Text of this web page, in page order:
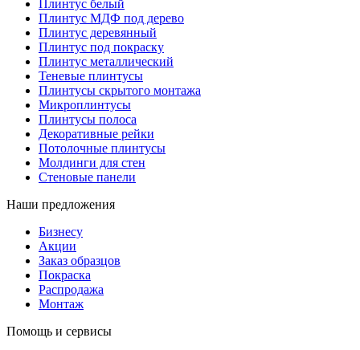
Плинтус белый
Плинтус МДФ под дерево
Плинтус деревянный
Плинтус под покраску
Плинтус металлический
Теневые плинтусы
Плинтусы скрытого монтажа
Микроплинтусы
Плинтусы полоса
Декоративные рейки
Потолочные плинтусы
Молдинги для стен
Стеновые панели
Наши предложения
Бизнесу
Акции
Заказ образцов
Покраска
Распродажа
Монтаж
Помощь и сервисы